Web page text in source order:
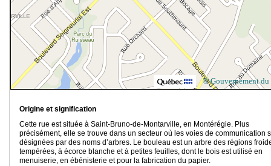
© Gouvernement du
Origine et signification
Cette rue est située à Saint-Bruno-de-Montarville, en Montérégie. Plus
précisément, elle se trouve dans un secteur où les voies de communication
désignées par des noms d’arbres. Le bouleau est un arbre des régions
tempérées, à écorce blanche et à petites feuilles, dont le bois est utilisé en
menuiserie, en ébénisterie et pour la fabrication du papier.